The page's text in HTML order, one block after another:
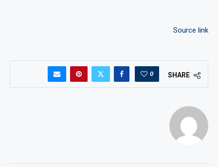
Source link
SHARE
0